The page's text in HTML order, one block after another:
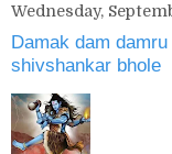
Wednesday,
Damak dam
shivshankar bhole